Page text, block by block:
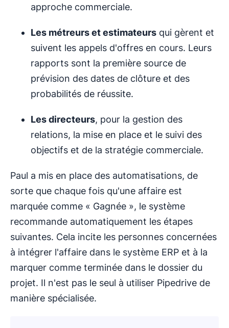
approche commerciale.
Les métreurs et estimateurs qui gèrent et
suivent les appels d'offres en cours. Leurs
rapports sont la première source de
prévision des dates de clôture et des
probabilités de réussite.
Les directeurs, pour la gestion des
relations, la mise en place et le suivi des
objectifs et de la stratégie commerciale.
Paul a mis en place des automatisations, de
sorte que chaque fois qu'une affaire est
marquée comme « Gagnée », le système
recommande automatiquement les étapes
suivantes. Cela incite les personnes concernées
à intégrer l'affaire dans le système ERP et à la
marquer comme terminée dans le dossier du
projet. Il n'est pas le seul à utiliser Pipedrive de
manière spécialisée.